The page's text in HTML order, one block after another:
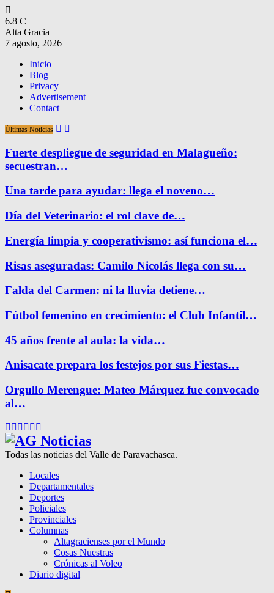
6.8 C
Alta Gracia
7 agosto, 2026
Inicio
Blog
Privacy
Advertisement
Contact
Últimas Noticias
Fuerte despliegue de seguridad en Malagueño:
secuestran…
Una tarde para ayudar: llega el noveno…
Día del Veterinario: el rol clave de…
Energía limpia y cooperativismo: así funciona el…
Risas aseguradas: Camilo Nicolás llega con su…
Falda del Carmen: ni la lluvia detiene…
Fútbol femenino en crecimiento: el Club Infantil…
45 años frente al aula: la vida…
Anisacate prepara los festejos por sus Fiestas…
Orgullo Merengue: Mateo Márquez fue convocado
al…
Facebook
Twitter
Instagram
Pinterest
Google
Todas las noticias del Valle de Paravachasca.
Locales
Departamentales
Deportes
Policiales
Provinciales
Columnas
Altagracienses por el Mundo
Cosas Nuestras
Crónicas al Voleo
Diario digital